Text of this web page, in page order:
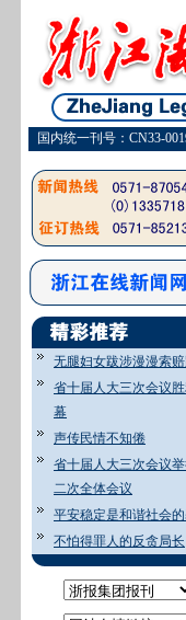
国内统一刊号：CN33-
无腿妇女跋涉漫漫索
省十届人大三次会议胜
幕
声传民情不知倦
省十届人大三次会议
二次全体会议
平安稳定是和谐社会
不怕得罪人的反贪局长